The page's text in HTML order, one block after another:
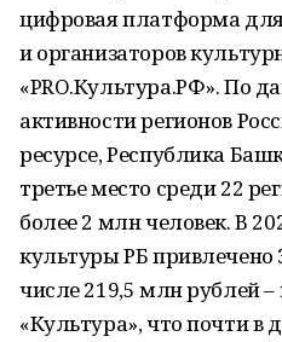
цифровая платформа
и организаторов
«PRO.Культура.РФ». По
активности регионов
ресурсе, Республика
третье место среди 22
более 2 млн человек. В
культуры РБ
числе 219,5 млн рублей
«Культура», что почти в